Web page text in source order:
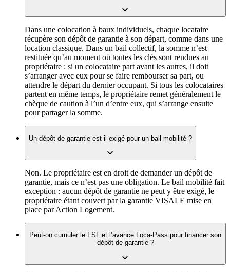
Dans une colocation à baux individuels, chaque locataire
récupère son dépôt de garantie à son départ, comme dans une
location classique. Dans un bail collectif, la somme n’est
restituée qu’au moment où toutes les clés sont rendues au
propriétaire : si un colocataire part avant les autres, il doit
s’arranger avec eux pour se faire rembourser sa part, ou
attendre le départ du dernier occupant. Si tous les colocataires
partent en même temps, le propriétaire remet généralement le
chèque de caution à l’un d’entre eux, qui s’arrange ensuite
pour partager la somme.
Un dépôt de garantie est-il exigé pour un bail mobilité ?
Non. Le propriétaire est en droit de demander un dépôt de
garantie, mais ce n’est pas une obligation. Le bail mobilité fait
exception : aucun dépôt de garantie ne peut y être exigé, le
propriétaire étant couvert par la garantie VISALE mise en
place par Action Logement.
Peut-on cumuler le FSL et l’avance Loca-Pass pour financer son
dépôt de garantie ?